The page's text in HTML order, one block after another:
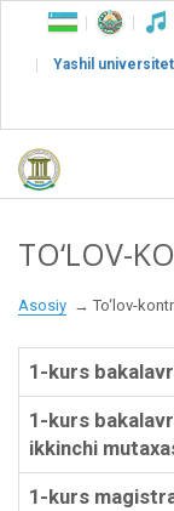
Yashil universitet
TO‘LOV-
Asosiy To‘lov-
1-kurs
1-kurs
ikkinchi
1-kurs